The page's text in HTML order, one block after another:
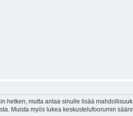
hetken, mutta antaa sinulle lisää
Muista myös lukea keskustelufoorumin